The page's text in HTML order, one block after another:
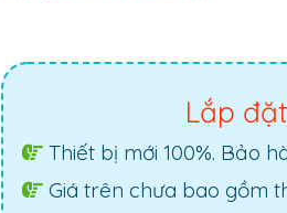
Lắp
Thiết bị mới 100%. Bảo
Giá trên chưa bao gồm